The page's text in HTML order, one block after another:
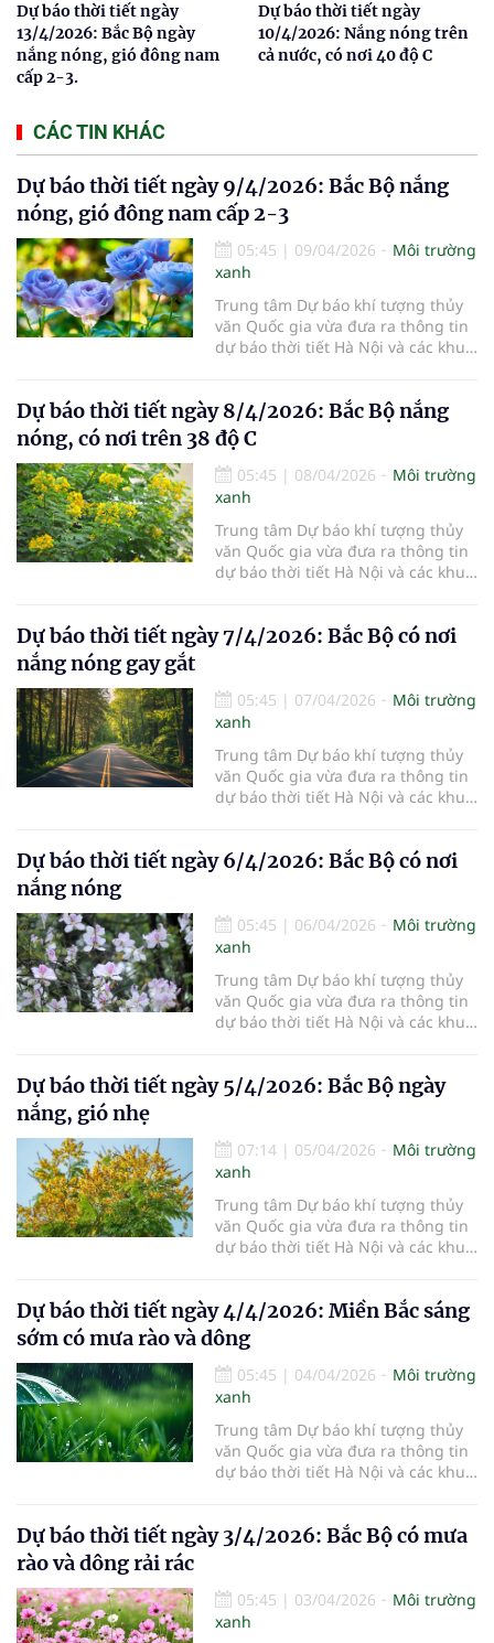
Dự báo thời tiết ngày
13/4/2026: Bắc Bộ ngày
nắng nóng, gió đông nam
cấp 2-3.
Dự báo thời tiết ngày
10/4/2026: Nắng nóng trên
cả nước, có nơi 40 độ C
CÁC TIN KHÁC
Dự báo thời tiết ngày 9/4/2026: Bắc Bộ nắng
nóng, gió đông nam cấp 2-3
05:45 | 09/04/2026
Môi trường
xanh
Trung tâm Dự báo khí tượng thủy
văn Quốc gia vừa đưa ra thông tin
dự báo thời tiết Hà Nội và các khu
Dự báo thời tiết ngày 8/4/2026: Bắc Bộ nắng
nóng, có nơi trên 38 độ C
05:45 | 08/04/2026
Môi trường
xanh
Trung tâm Dự báo khí tượng thủy
văn Quốc gia vừa đưa ra thông tin
dự báo thời tiết Hà Nội và các khu
Dự báo thời tiết ngày 7/4/2026: Bắc Bộ có nơi
nắng nóng gay gắt
05:45 | 07/04/2026
Môi trường
xanh
Trung tâm Dự báo khí tượng thủy
văn Quốc gia vừa đưa ra thông tin
dự báo thời tiết Hà Nội và các khu
Dự báo thời tiết ngày 6/4/2026: Bắc Bộ có nơi
nắng nóng
05:45 | 06/04/2026
Môi trường
xanh
Trung tâm Dự báo khí tượng thủy
văn Quốc gia vừa đưa ra thông tin
dự báo thời tiết Hà Nội và các khu
Dự báo thời tiết ngày 5/4/2026: Bắc Bộ ngày
nắng, gió nhẹ
07:14 | 05/04/2026
Môi trường
xanh
Trung tâm Dự báo khí tượng thủy
văn Quốc gia vừa đưa ra thông tin
dự báo thời tiết Hà Nội và các khu
Dự báo thời tiết ngày 4/4/2026: Miền Bắc sáng
sớm có mưa rào và dông
05:45 | 04/04/2026
Môi trường
xanh
Trung tâm Dự báo khí tượng thủy
văn Quốc gia vừa đưa ra thông tin
dự báo thời tiết Hà Nội và các khu
Dự báo thời tiết ngày 3/4/2026: Bắc Bộ có mưa
rào và dông rải rác
05:45 | 03/04/2026
Môi trường
xanh